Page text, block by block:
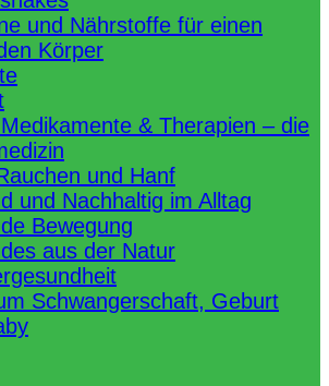
und Nährstoffe für einen
Körper
& Therapien – die
und Hanf
und Nachhaltig im Alltag
Bewegung
aus der Natur
Schwangerschaft, Geburt